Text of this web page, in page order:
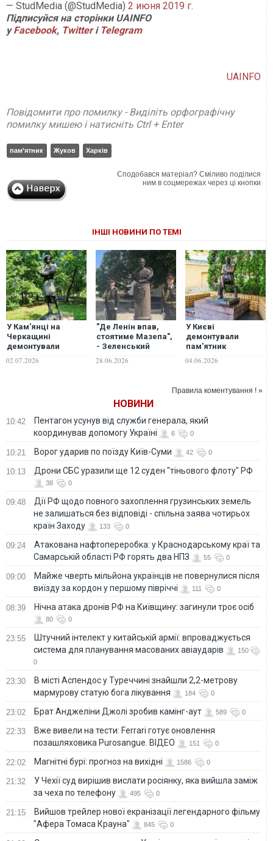
— StudMedia (@StudMedia) 2 июня 2019 г.
Підписуйся на сторінки UAINFO
уFacebook, Twitter і Telegram
UAINFO
Повідомити про помилку - Виділіть орфографічну
помилку мишею і натисніть Ctrl + Enter
пам’ятник Жуков Харків
Сподобався матеріал? Сміливо поділися
ним в соцмережах через ці кнопки
ІНШІ НОВИНИ ПО ТЕМІ
У Кам'янці на
Черкащині
демонтували
02.07.2026
"Де Ленін впав,
стоятиме Мазепа",
- Зеленський
пам'ятник гетьману
28.06.2026
У Києві
демонтували
пам'ятник
письменнику
04.06.2026
Правила коментування ! »
НОВИНИ
10:42
Пентагон усунув від служби генерала, який
координував допомогу Україні
6 0
10:21 Ворог ударив по поїзду Київ-Суми 42 0
10:13 Дрони СБС уразили ще 12 суден "тіньового флоту" РФ
38 0
09:48
Дії РФ щодо повного захоплення грузинських земель
не залишаться без відповіді - спільна заява чотирьох
країн Заходу
133 0
09:24
Атакована нафтопереробка: у Краснодарському краї та
Самарській області РФ горять два НПЗ
55 0
09:00
Майже чверть мільйона українців не повернулися після
виїзду за кордон у першому півріччі
111 0
08:39 Нічна атака дронів РФ на Київщину: загинули троє осіб
80 0
23:55
Штучний інтелект у китайській армії: впроваджується
система для планування масованих авіаударів
150
0
23:30
В місті Аспендос у Туреччині знайшли 2,2-метрову
мармурову статую бога лікування
184 0
23:02 Брат Анджеліни Джолі зробив камінг-аут 589 0
22:33
Вже вивели на тести: Ferrari готує оновлення
позашляховика Purosangue. ВІДЕО
151 0
22:02 Магнітні бурі: прогноз на вихідні 1586 0
21:32
У Чехії суд вирішив вислати росіянку, яка вийшла заміж
за чеха по телефону
495 0
21:15
Вийшов трейлер нової екранізації легендарного фільму
"Афера Томаса Крауна"
845 0